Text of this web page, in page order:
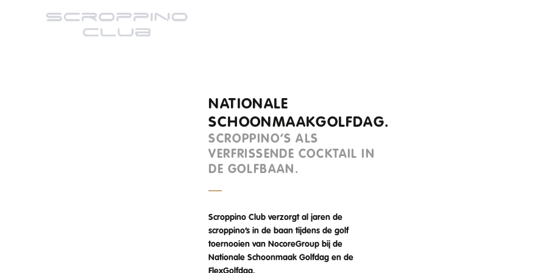
Acties
NATIONALE
SCHOONMAAKGOLFDAG.
SCROPPINO’S ALS
VERFRISSENDE COCKTAIL IN
DE GOLFBAAN.
Scroppino Club verzorgt al jaren de
scroppino’s in de baan tijdens de golf
toernooien van NocoreGroup bij de
Nationale Schoonmaak Golfdag en de
FlexGolfdag.